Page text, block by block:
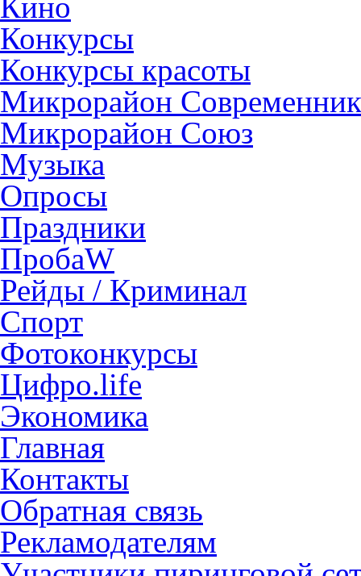
Конкурсы
Конкурсы красоты
Микрорайон Современник
Микрорайон Союз
Музыка
Опросы
Праздники
ПробаW
Рейды / Криминал
Спорт
Фотоконкурсы
Цифро.life
Экономика
Главная
Контакты
Обратная связь
Рекламодателям